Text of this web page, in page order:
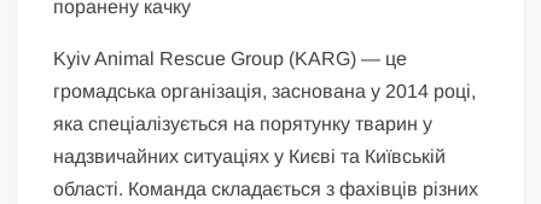
Kyiv Animal Rescue Group (KARG) — це
громадська організація, заснована у 2014 році,
яка спеціалізується на порятунку тварин у
надзвичайних ситуаціях у Києві та Київській
області. Команда складається з фахівців різних